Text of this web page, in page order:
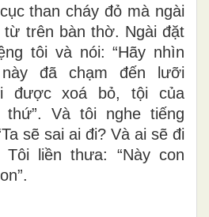
than cháy đỏ mà ngài
từ trên bàn thờ. Ngài đặt
tôi và nói: “Hãy nhìn
đã chạm đến lưỡi
được xoá bỏ, tội của
Và tôi nghe tiếng
sẽ sai ai đi? Và ai sẽ đi
Tôi liền thưa: “Này con